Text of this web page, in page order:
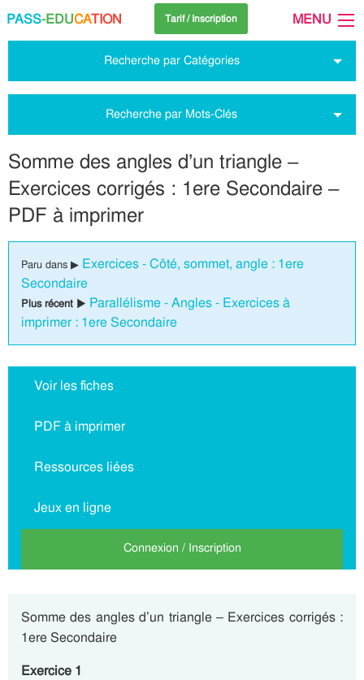
PASS-EDUCATION Tarif / Inscription MENU
Recherche par Catégories
Recherche par Mots-Clés
Somme des angles d’un triangle –
Exercices corrigés : 1ere Secondaire –
PDF à imprimer
Paru dans ▶ Exercices - Côté, sommet, angle : 1ere
Secondaire
Plus récent ▶ Parallélisme - Angles - Exercices à
imprimer : 1ere Secondaire
Voir les fiches
PDF à imprimer
Ressources liées
Jeux en ligne
Connexion / Inscription
Somme des angles d’un triangle – Exercices corrigés :
1ere Secondaire
Exercice 1